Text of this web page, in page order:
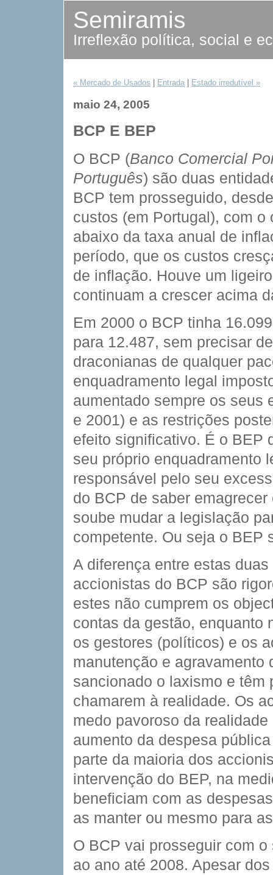
Semiramis
Irreflexão política, social e
« Mercado de Usados Entrada Estado irredutível »
maio 24, 2005
BCP E BEP
O BCP (Banco Comercial
Português) são duas
BCP tem prosseguido,
custos (em Portugal), com
abaixo da taxa anual de
período, que os custos
de inflação. Houve um
continuam a crescer acima
Em 2000 o BCP tinha
para 12.487, sem precisar
draconianas de qualquer
enquadramento legal
aumentado sempre os seus
e 2001) e as restrições
efeito significativo. É o BEP
seu próprio enquadramento
responsável pelo seu
do BCP de saber
soube mudar a legislação
competente. Ou seja o BEP
A diferença entre estas
accionistas do BCP são
estes não cumprem os
contas da gestão, enquanto
os gestores (políticos) e os
manutenção e agravamento
sancionado o laxismo e
chamarem à realidade. Os
medo pavoroso da
aumento da despesa
parte da maioria dos
intervenção do BEP, na
beneficiam com as
as manter ou mesmo para
O BCP vai prosseguir com
ao ano até 2008. Apesar